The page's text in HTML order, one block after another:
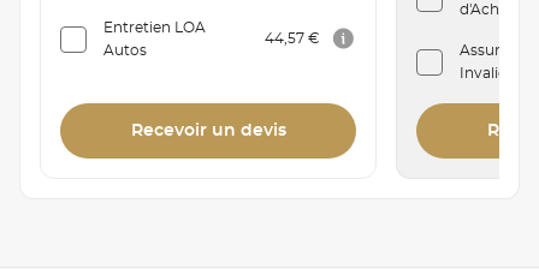
Entretien LOA
Autos
44,57 €
Recevoir un devis
d'Achat
Assurance
Invalidité